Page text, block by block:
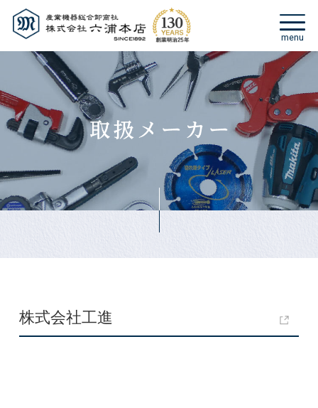
株式会社工進